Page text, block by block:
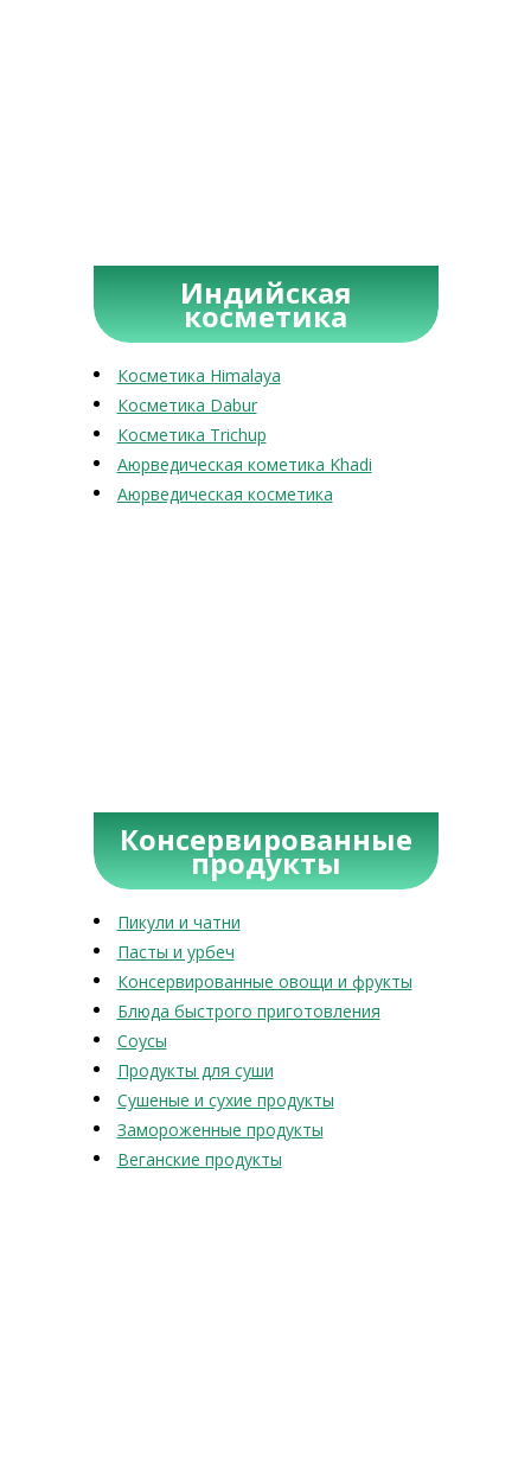
Индийская
косметика
Косметика Himalaya
Косметика Dabur
Косметика Trichup
Аюрведическая кометика Khadi
Аюрведическая косметика
Консервированные
продукты
Пикули и чатни
Пасты и урбеч
Консервированные овощи и фрукты
Блюда быстрого приготовления
Соусы
Продукты для суши
Сушеные и сухие продукты
Замороженные продукты
Веганские продукты